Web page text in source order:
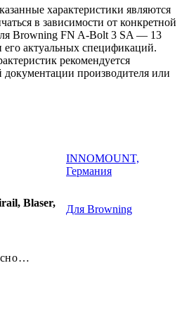
характеристики являются
в зависимости от конкретной
Browning FN A-Bolt 3 SA — 13
его актуальных спецификаций.
рекомендуется
документации производителя или
INNOMOUNT,
Германия
Blaser,
Для Browning